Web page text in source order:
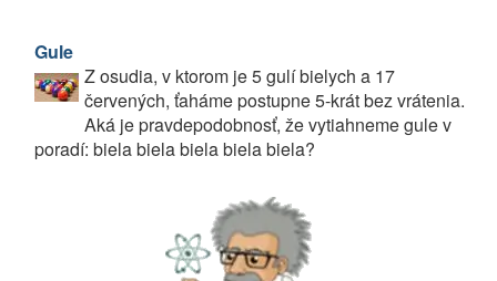
Gule
Z osudia, v ktorom je 5 gulí bielych a 17
červených, ťaháme postupne 5-krát bez vrátenia.
Aká je pravdepodobnosť, že vytiahneme gule v
poradí: biela biela biela biela biela?